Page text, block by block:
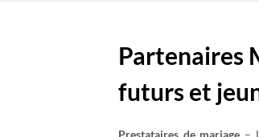
Partenaires
futurs et
Prestataires de mariage –